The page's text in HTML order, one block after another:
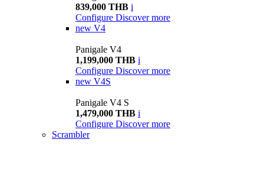
839,000 THB i
Configure Discover more
new V4
Panigale V4
1,199,000 THB i
Configure Discover more
new V4S
Panigale V4 S
1,479,000 THB i
Configure Discover more
Scrambler